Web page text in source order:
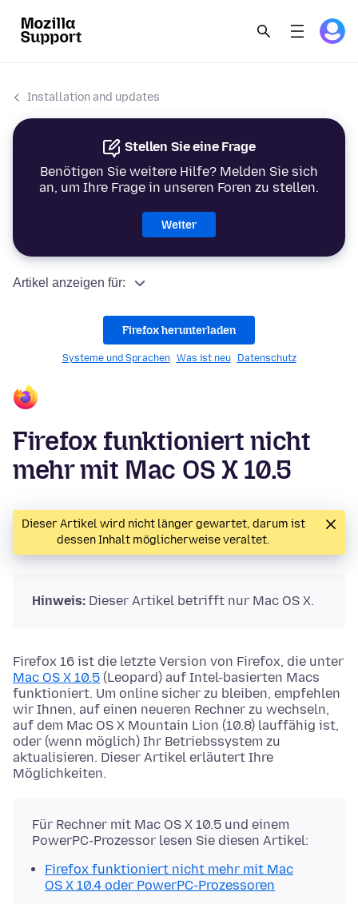
Installation and updates
Stellen Sie eine Frage
Benötigen Sie weitere Hilfe? Melden Sie sich
an, um Ihre Frage in unseren Foren zu stellen.
Weiter
Artikel anzeigen für:
Firefox herunterladen
Systeme und Sprachen Was ist neu Datenschutz
Firefox funktioniert nicht
mehr mit Mac OS X 10.5
Dieser Artikel wird nicht länger gewartet, darum ist
dessen Inhalt möglicherweise veraltet.
Hinweis: Dieser Artikel betrifft nur Mac OS X.
Firefox 16 ist die letzte Version von Firefox, die unter
Mac OS X 10.5 (Leopard) auf Intel-basierten Macs
funktioniert. Um online sicher zu bleiben, empfehlen
wir Ihnen, auf einen neueren Rechner zu wechseln,
auf dem Mac OS X Mountain Lion (10.8) lauffähig ist,
oder (wenn möglich) Ihr Betriebssystem zu
aktualisieren. Dieser Artikel erläutert Ihre
Möglichkeiten.
Für Rechner mit Mac OS X 10.5 und einem
PowerPC-Prozessor lesen Sie diesen Artikel:
Firefox funktioniert nicht mehr mit Mac
OS X 10.4 oder PowerPC-Prozessoren